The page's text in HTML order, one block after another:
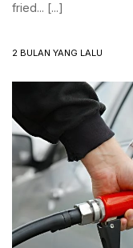
fried... [...]
2 BULAN YANG LALU